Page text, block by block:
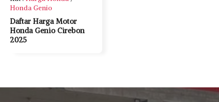
Honda Genio
Daftar Harga Motor
Honda Genio Cirebon
2025